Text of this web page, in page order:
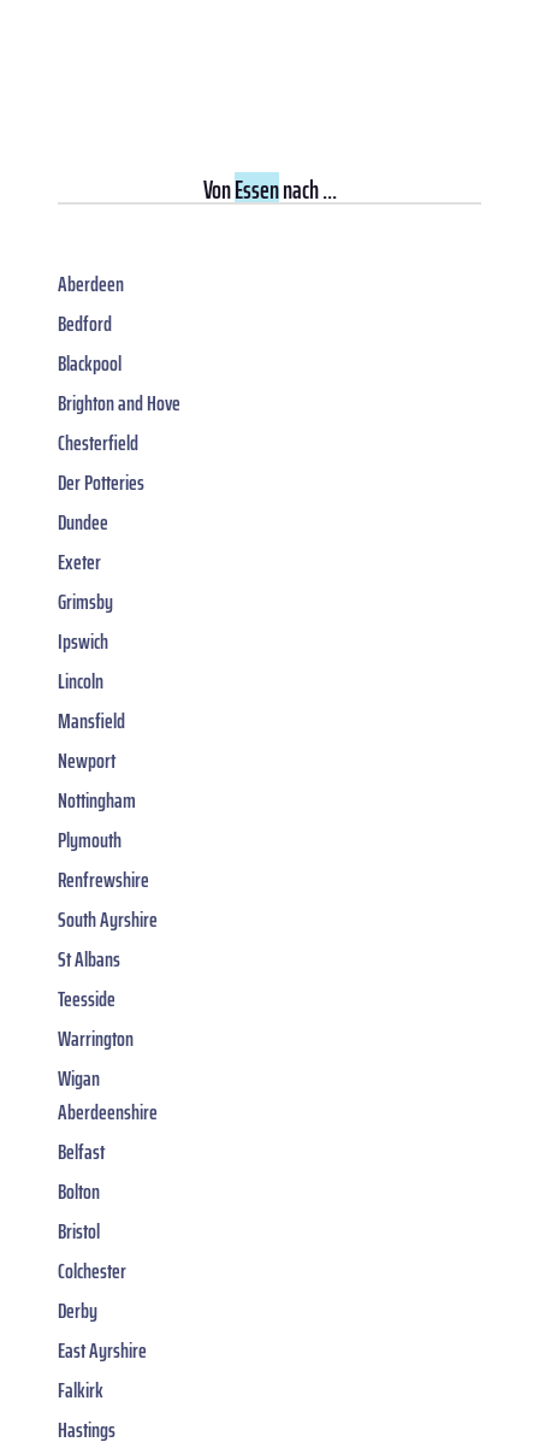
VonEssennach ...
Aberdeen
Bedford
Blackpool
Brighton and Hove
Chesterfield
Der Potteries
Dundee
Exeter
Grimsby
Ipswich
Lincoln
Mansfield
Newport
Nottingham
Plymouth
Renfrewshire
South Ayrshire
St Albans
Teesside
Warrington
Wigan
Aberdeenshire
Belfast
Bolton
Bristol
Colchester
Derby
East Ayrshire
Falkirk
Hastings